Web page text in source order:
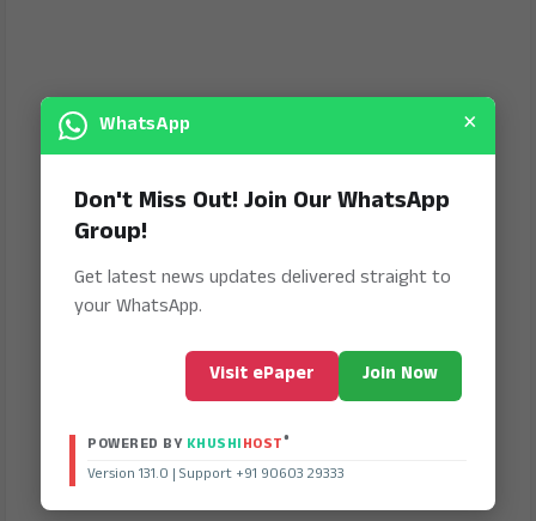
WhatsApp ×
Don't Miss Out! Join Our WhatsApp
Group!
Get latest news updates delivered straight to
your WhatsApp.
Visit ePaper Join Now
POWERED BY KHUSHIHOST®
Version 131.0 | Support +91 90603 29333